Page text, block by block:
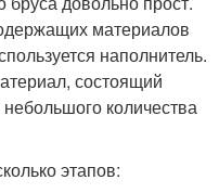
материалов
наполнитель.
состоящий
количества
этапов: